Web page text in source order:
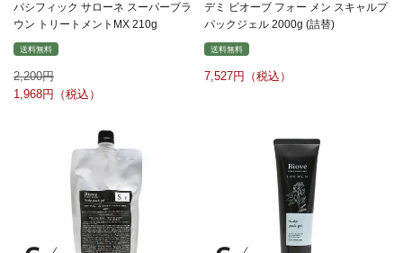
パシフィック サローネ スーパーブラ
ウン トリートメントMX 210g
送料無料
2,200
1,968
デミ ビオーブ フォー メン スキャルプ
パックジェル 2000g (詰替)
送料無料
7,527